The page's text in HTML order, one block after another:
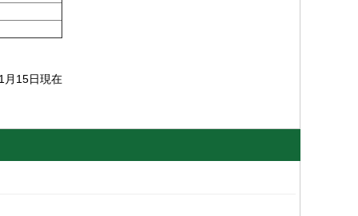
月15日現在